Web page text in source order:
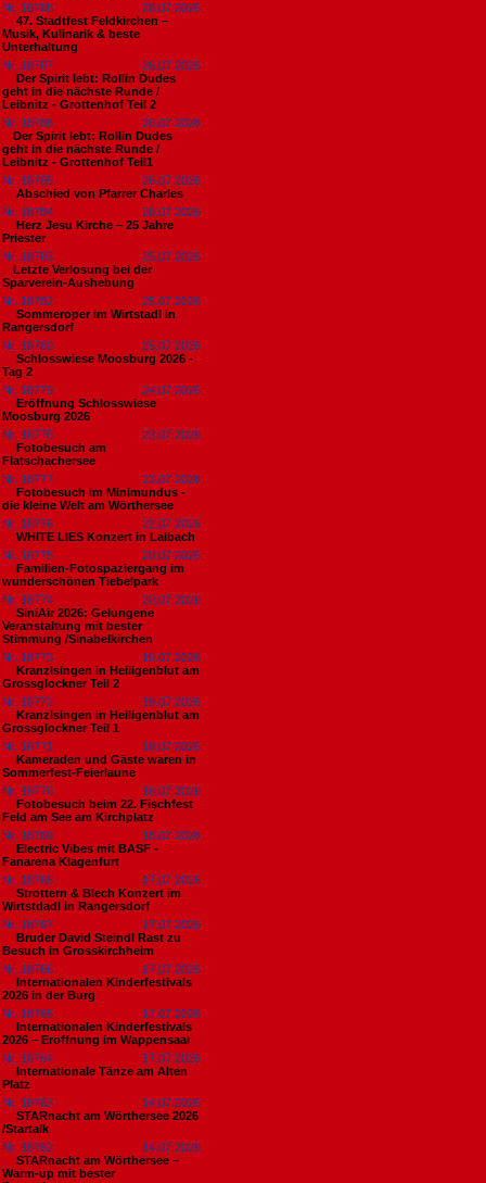
Nr. 18788
26.07.2026
47. Stadtfest Feldkirchen –
Musik, Kulinarik & beste
Unterhaltung
Nr. 18787
26.07.2026
Der Spirit lebt: Rollin Dudes
geht in die nächste Runde /
Leibnitz - Grottenhof Teil 2
Nr. 18786
26.07.2026
​Der Spirit lebt: Rollin Dudes
geht in die nächste Runde /
Leibnitz - Grottenhof Teil1
Nr. 18785
26.07.2026
Abschied von Pfarrer Charles
Nr. 18784
26.07.2026
Herz Jesu Kirche – 25 Jahre
Priester
Nr. 18783
25.07.2026
​Letzte Verlosung bei der
Sparverein-Aushebung
Nr. 18782
25.07.2026
Sommeroper im Wirtstadl in
Rangersdorf
Nr. 18780
25.07.2026
Schlosswiese Moosburg 2026 -
Tag 2
Nr. 18779
24.07.2026
Eröffnung Schlosswiese
Moosburg 2026
Nr. 18778
23.07.2026
Fotobesuch am
Flatschachersee
Nr. 18777
23.07.2026
Fotobesuch im Minimundus -
die kleine Welt am Wörthersee
Nr. 18776
22.07.2026
WHITE LIES Konzert in Laibach
Nr. 18775
20.07.2026
Familien-Fotospaziergang im
wunderschönen Tiebelpark
Nr. 18774
20.07.2026
SiniAir 2026: Gelungene
Veranstaltung mit bester
Stimmung /Sinabelkirchen
Nr. 18773
19.07.2026
Kranzlsingen in Heiligenblut am
Grossglockner Teil 2
Nr. 18772
19.07.2026
Kranzlsingen in Heiligenblut am
Grossglockner Teil 1
Nr. 18771
19.07.2026
Kameraden und Gäste waren in
Sommerfest-Feierlaune
Nr. 18770
18.07.2026
Fotobesuch beim 22. Fischfest
Feld am See am Kirchplatz
Nr. 18769
18.07.2026
Electric Vibes mit BASF -
Fanarena Klagenfurt
Nr. 18768
17.07.2026
Strottern & Blech Konzert im
Wirtstdadl in Rangersdorf
Nr. 18767
17.07.2026
Bruder David Steindl Rast zu
Besuch in Grosskirchheim
Nr. 18766
17.07.2026
Internationalen Kinderfestivals
2026 in der Burg
Nr. 18765
17.07.2026
Internationalen Kinderfestivals
2026 – Eröffnung im Wappensaal
Nr. 18764
17.07.2026
Internationale Tänze am Alten
Platz
Nr. 18763
14.07.2026
STARnacht am Wörthersee 2026
/Startalk
Nr. 18762
14.07.2026
STARnacht am Wörthersee –
Warm-up mit bester